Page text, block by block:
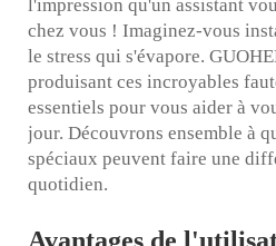
l'impression qu'un assistant
chez vous ! Imaginez-vous
le stress qui s'évapore.
produisant ces incroyables
essentiels pour vous aider à
jour. Découvrons ensemble à
spéciaux peuvent faire une
quotidien.
Avantages de